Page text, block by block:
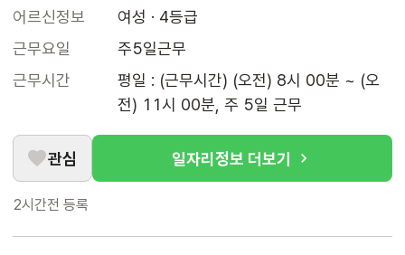
어르신정보
여성 · 4등급
근무요일
주5일근무
근무시간
평일 : (근무시간) (오전) 8시 00분 ~ (오
전) 11시 00분, 주 5일 근무
관심 일자리정보 더보기
2시간전 등록